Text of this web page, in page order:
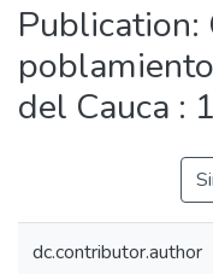
Publication:
del Cauca :
dc.contributor.author